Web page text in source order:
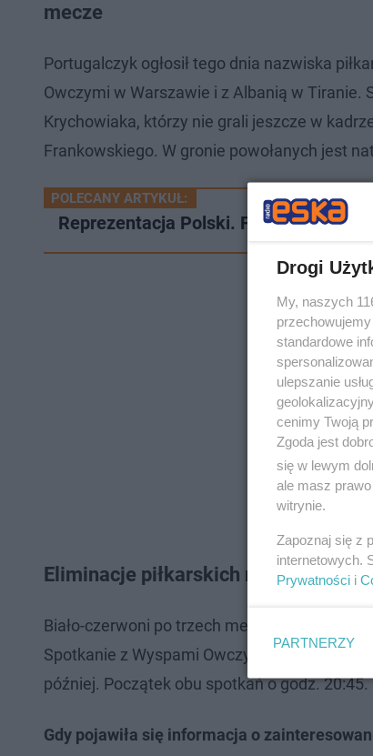
mecze
Portugalczyk ogłosił tego dnia nazwiska
Owczymi w Warszawie i z Albanią w Tiranie.
Krychowiaka, którzy nie grali jeszcze w
Frankowskiego. W gronie powołanych jest
POLECANY ARTYKUŁ:
Reprezentacja Polski. Fernando
Eliminacje piłkarskich mistrzostw
Biało-czerwoni po trzech meczach
Spotkanie z Wyspami Owczymi na PGE
później. Początek obu spotkań o godz. 20:45.
Gdy pojawiła się informacja o
Drogi
My, naszych
standardowe
ulepszanie
cenimy Twoją
Zgoda jest
się w lewym
ale masz
witrynie.
Zapoznaj się z
internetowych.
Prywatności i
PARTNERZY